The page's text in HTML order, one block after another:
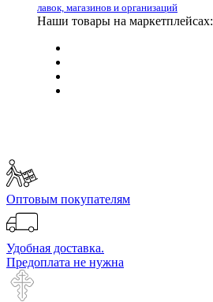
лавок, магазинов и организаций
Наши товары на маркетплейсах:
Оптовым покупателям
Удобная доставка.
Предоплата не нужна